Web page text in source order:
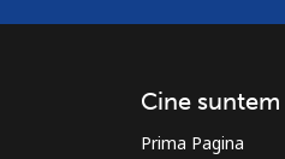
Cine suntem
Prima Pagina